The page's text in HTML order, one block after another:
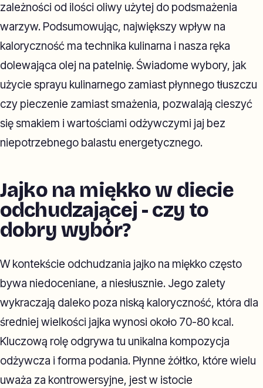
zależności od ilości oliwy użytej do podsmażenia
warzyw. Podsumowując, największy wpływ na
kaloryczność ma technika kulinarna i nasza ręka
dolewająca olej na patelnię. Świadome wybory, jak
użycie sprayu kulinarnego zamiast płynnego tłuszczu
czy pieczenie zamiast smażenia, pozwalają cieszyć
się smakiem i wartościami odżywczymi jaj bez
niepotrzebnego balastu energetycznego.
Jajko na miękko w diecie
odchudzającej - czy to
dobry wybór?
W kontekście odchudzania jajko na miękko często
bywa niedoceniane, a niesłusznie. Jego zalety
wykraczają daleko poza niską kaloryczność, która dla
średniej wielkości jajka wynosi około 70-80 kcal.
Kluczową rolę odgrywa tu unikalna kompozycja
odżywcza i forma podania. Płynne żółtko, które wielu
uważa za kontrowersyjne, jest w istocie